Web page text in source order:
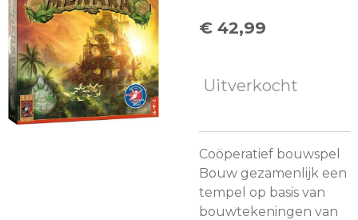
€ 42,99
Uitverkocht
Coöperatief bouwspel
Bouw gezamenlijk een
tempel op basis van
bouwtekeningen van